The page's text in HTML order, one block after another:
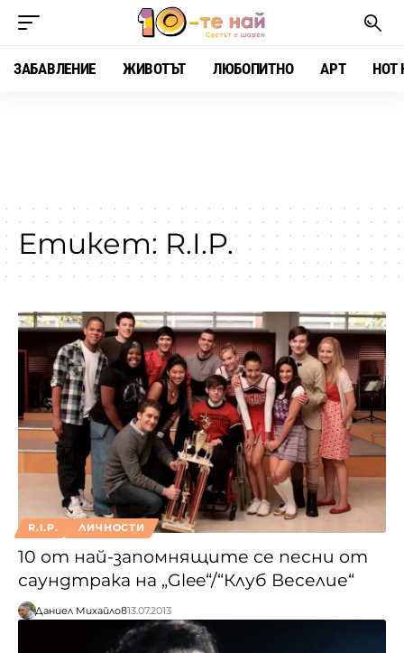
ЗАБАВЛЕНИЕ ЖИВОТЪТ ЛЮБОПИТНО АРТ HOT
Етикет: R.I.P.
R.I.P. ЛИЧНОСТИ
10 от най-запомнящите се песни от
саундтрака на „Glee“/“Клуб Веселие“
Даниел Михайлов13.07.2013